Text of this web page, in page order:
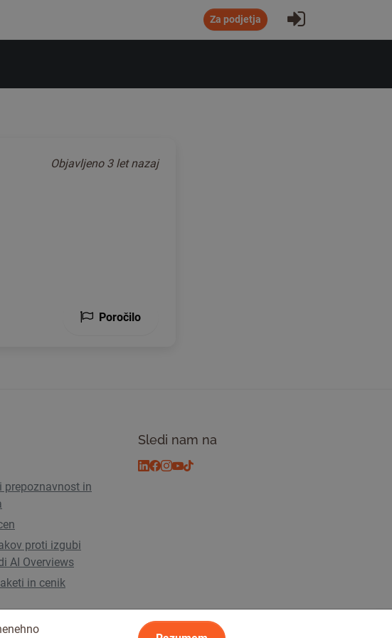
Za podjetja Prijavi se
Objavljeno 3 let nazaj
Poročilo
prepoznavnost in
proti izgubi
AI Overviews
in cenik
Sledi nam na